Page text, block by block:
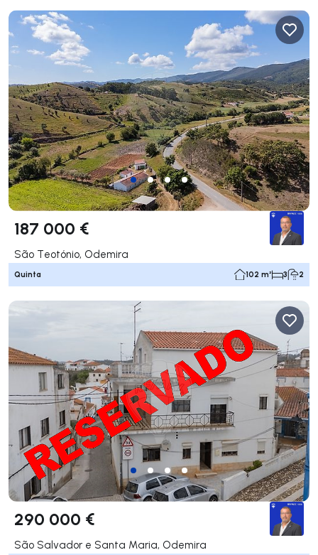
187 000 €
São Teotónio, Odemira
Quinta 102 m² 3 2
290 000 €
São Salvador e Santa Maria, Odemira